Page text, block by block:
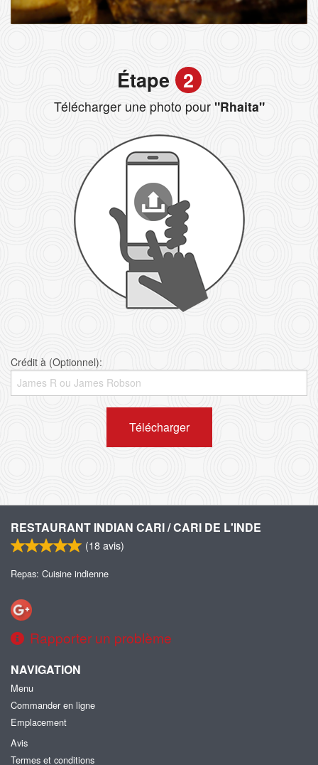
Étape 2
Télécharger une photo pour"Rhaita"
Crédit à (Optionnel):
Télécharger
RESTAURANT INDIAN CARI / CARI DE L'INDE
(18avis)
Repas: Cuisine indienne
Rapporter un problème
NAVIGATION
Menu
Commander en ligne
Emplacement
Avis
Termes et conditions